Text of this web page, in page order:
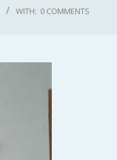
WITH: 0 COMMENTS